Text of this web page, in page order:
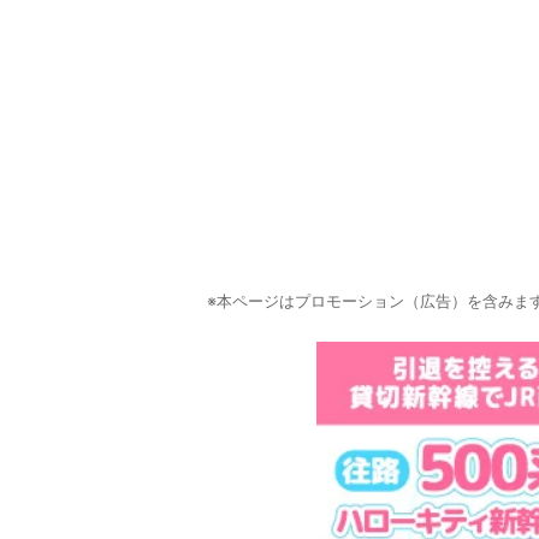
※本ページはプロモーション（広告）を含みま